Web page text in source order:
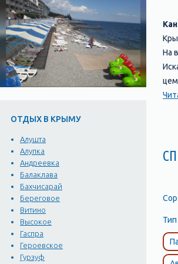
ОТДЫХ В КРЫМУ
Алушта
Алупка
Андреевка
Балаклава
Бахчисарай
Береговое
Витино
Высокое
Гаспра
Героевское
Гурзуф
На
и
не